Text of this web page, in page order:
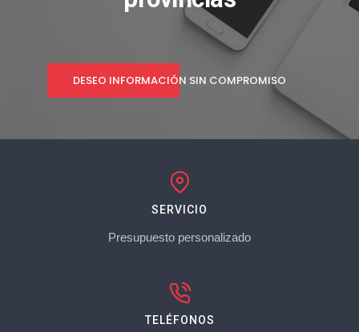
DESEO INFORMACIÓN SIN COMPROMISO
SERVICIO
Presupuesto personalizado
TELÉFONOS